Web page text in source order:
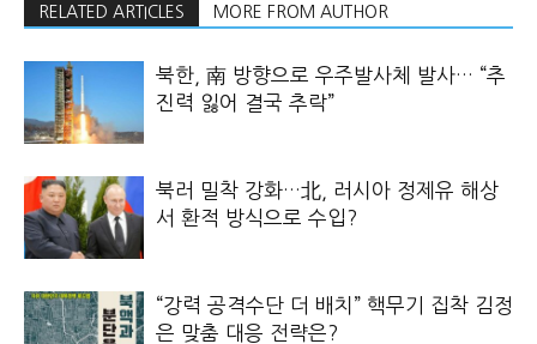
RELATED ARTICLES MORE FROM AUTHOR
북한, 南 방향으로 우주발사체 발사… “추
진력 잃어 결국 추락”
북러 밀착 강화…北, 러시아 정제유 해상
서 환적 방식으로 수입?
“강력 공격수단 더 배치” 핵무기 집착 김정
은 맞춤 대응 전략은?